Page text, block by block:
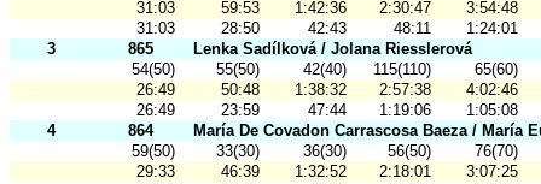
31:03
59:53 1:42:36 2:30:47
3:54:48
31:03
28:50 42:43 48:11
1:24:01
3
865
Lenka Sadílková / Jolana Riesslerová
54(50)
55(50) 42(40) 115(110)
65(60)
26:49
50:48 1:38:32 2:57:38
4:02:46
26:49
23:59 47:44 1:19:06
1:05:08
4
864
María De Covadon Carrascosa Baeza / María
59(50)
33(30) 36(30) 56(50)
76(70)
29:33
46:39 1:32:52 2:18:01
3:07:25